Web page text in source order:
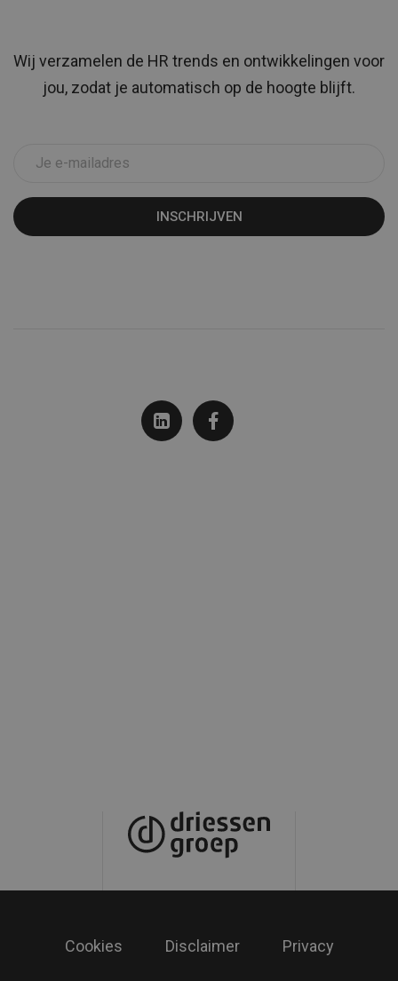
Wij verzamelen de HR trends en ontwikkelingen voor
jou, zodat je automatisch op de hoogte blijft.
Cookies Disclaimer Privacy